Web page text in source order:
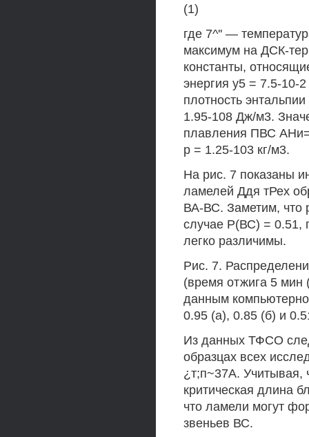
(1)
где 7^'' —
максимум на ДСК-
константы,
энергия у5 = 7.5-10-
плотность
1.95-108 Дж/м3.
плавления ПВС
р = 1.25-103 кг/м3.
На рис. 7 показаны
ламелей Ддя тРех
ВА-ВС. Заметим, что
случае Р(ВС) = 0.51,
легко различимы.
Рис. 7.
(время отжига 5
данным
0.95 (а), 0.85 (б) и
Из данных ТФСО
образцах всех
¿т;п~37А. Учитывая,
критическая длина
что ламели могут
звеньев ВС.